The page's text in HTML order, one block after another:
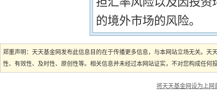
的境外市场的风险。
郑重声明：天天基金网发布此信息目的在于传播更多信息，与本网站立场无关。
性、有效性、及时性、原创性等。相关信息并未经过本网站证实，不对您构成任
将天天基金网设为上网